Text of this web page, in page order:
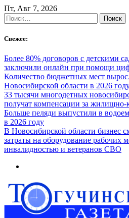
Skip
to
content
Пт, Авг 7, 2026
Найти:
Свежее:
Более 80% договоров с детскими
заключили онлайн при помощи
Количество бюджетных мест
Новосибирской области в 2026
33 тысячи многодетных
получат компенсации за жилищно-
Больше пеляди выпустили в
в 2026 году
В Новосибирской области бизнес
затраты на оборудование рабочих
инвалидностью и ветеранов СВО